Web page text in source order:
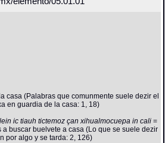
casa (Palabras que comunmente suele dezir el
en guardia de la casa: 1, 18)
ic tiauh tictemoz çan xihualmocuepa in cali=
buscar buelvete a casa (Lo que se suele dezir
por algo y se tarda: 2, 126)